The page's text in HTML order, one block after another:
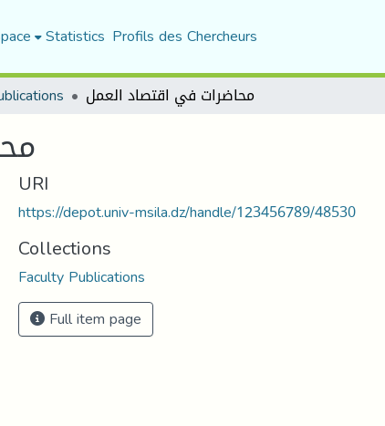
Statistics Profils des Chercheurs
محاضرات في اقتصاد العمل
URI
https://depot.univ-msila.dz/handle/123456789/48530
Collections
Faculty Publications
Full item page